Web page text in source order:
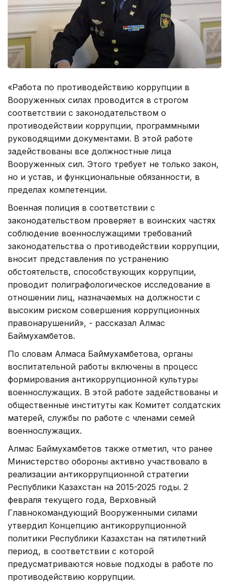
«Работа по противодействию коррупции в
Вооруженных силах проводится в строгом
соответствии с законодательством о
противодействии коррупции, программными
руководящими документами. В этой работе
задействованы все должностные лица
Вооруженных сил. Этого требует не только закон,
но и устав, и функциональные обязанности, в
пределах компетенции.
Военная полиция в соответствии с
законодательством проверяет в воинских частях
соблюдение военнослужащими требований
законодательства о противодействии коррупции,
вносит представления по устранению
обстоятельств, способствующих коррупции,
проводит полиграфологическое исследование в
отношении лиц, назначаемых на должности с
высоким риском совершения коррупционных
правонарушений», - рассказал Алмас
Баймухамбетов.
По словам Алмаса Баймухамбетова, органы
воспитательной работы включены в процесс
формирования антикоррупционной культуры
военнослужащих. В этой работе задействованы и
общественные институты как Комитет солдатских
матерей, службы по работе с членами семей
военнослужащих.
Алмас Баймухамбетов также отметил, что ранее
Министерство обороны активно участвовало в
реализации антикоррупционной стратегии
Республики Казахстан на 2015-2025 годы. 2
февраля текущего года, Верховный
Главнокомандующий Вооруженными силами
утвердил Концепцию антикоррупционной
политики Республики Казахстан на пятилетний
период, в соответствии с которой
предусматриваются новые подходы в работе по
противодействию коррупции.